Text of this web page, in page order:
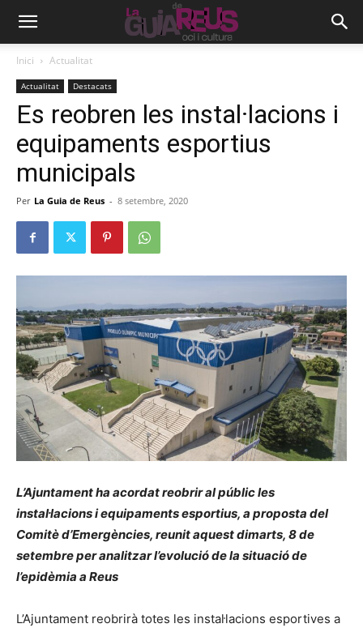
Inici Actualitat
Actualitat Destacats
Es reobren les instal·lacions i
equipaments esportius
municipals
Per La Guia de Reus - 8 setembre, 2020
L’Ajuntament ha acordat reobrir al públic les
instal·lacions i equipaments esportius, a proposta del
Comitè d’Emergències, reunit aquest dimarts, 8 de
setembre per analitzar l’evolució de la situació de
l’epidèmia a Reus
L’Ajuntament reobrirà totes les instal·lacions esportives a